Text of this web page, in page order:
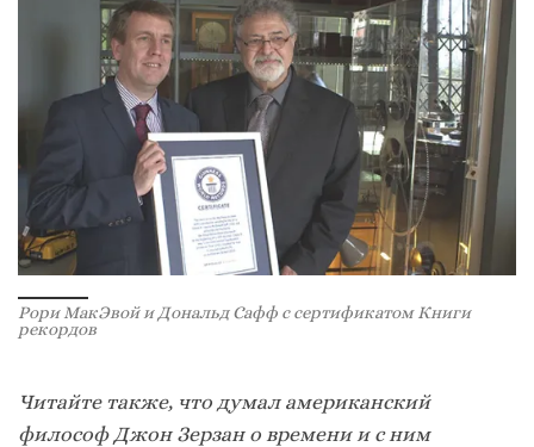
Рори МакЭвой и Дональд Сафф с сертификатом Книги
рекордов
Читайте также, что думал американский
философ Джон Зерзан о времени и с ним